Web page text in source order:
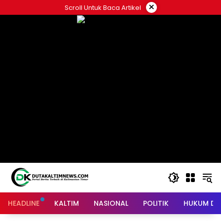
to
Scroll Untuk Baca Artikel ×
HEADLINE KALTIM NASIONAL POLITIK HUKUM